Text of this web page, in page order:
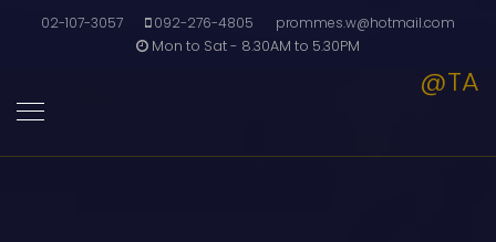
02-107-3057 092-276-4805
prommes.w@hotmail.com
Mon to Sat - 8.30AM to 5.30PM
@TA